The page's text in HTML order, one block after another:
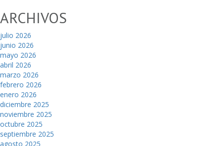
ARCHIVOS
julio 2026
junio 2026
mayo 2026
abril 2026
marzo 2026
febrero 2026
enero 2026
diciembre 2025
noviembre 2025
octubre 2025
septiembre 2025
agosto 2025